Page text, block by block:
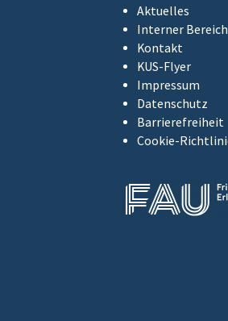
Aktuelles
Interner Bereich
Kontakt
KUS-Flyer
Impressum
Datenschutz
Barrierefreiheit
Cookie-